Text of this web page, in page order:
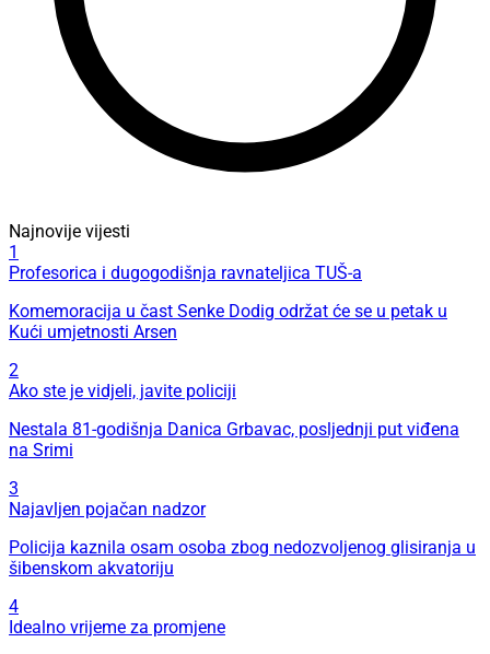
Najnovije vijesti
1
Profesorica i dugogodišnja ravnateljica TUŠ-a
Komemoracija u čast Senke Dodig održat će se u petak u
Kući umjetnosti Arsen
2
Ako ste je vidjeli, javite policiji
Nestala 81-godišnja Danica Grbavac, posljednji put viđena
na Srimi
3
Najavljen pojačan nadzor
Policija kaznila osam osoba zbog nedozvoljenog glisiranja u
šibenskom akvatoriju
4
Idealno vrijeme za promjene